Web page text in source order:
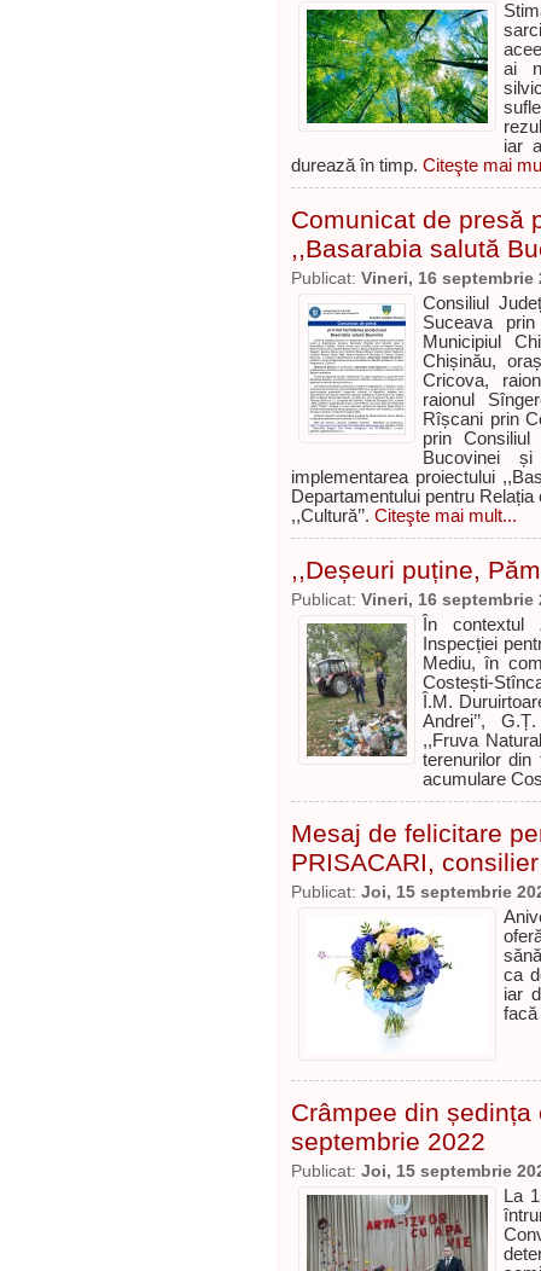
ai
iar
durează în timp. Citeşte mai
Comunicat de presă
,,Basarabia salută
Publicat: Vineri, 16 septembrie
Consiliul
Suceava
Municipiul
Chișinău,
Cricova,
raionul
Rîșcani prin
prin
Bucovinei
implementarea proiectului
Departamentului pentru
,,Cultură’’. Citeşte mai mult...
,,Deșeuri puține,
Publicat: Vineri, 16 septembrie
În contextul
Inspecției
Mediu, în
Costești-
Î.M.
Andrei’’,
,,Fruva
terenurilor
acumulare
Mesaj de felicitare
PRISACARI,
Publicat: Joi, 15 septembrie
ca
iar
Crâmpee din
septembrie 2022
Publicat: Joi, 15 septembrie
La